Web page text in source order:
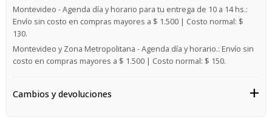
Montevideo - Agenda día y horario para tu entrega de 10 a 14 hs.:
Envío sin costo en compras mayores a $ 1.500 | Costo normal: $
130.
Montevideo y Zona Metropolitana - Agenda día y horario.: Envío sin
costo en compras mayores a $ 1.500 | Costo normal: $ 150.
Cambios y devoluciones